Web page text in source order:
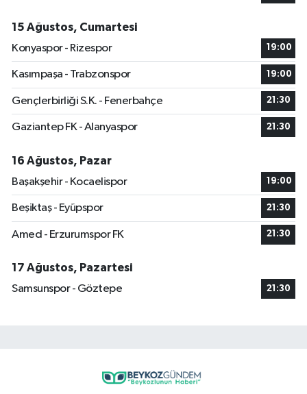
15 Ağustos, Cumartesi
Konyaspor - Rizespor
19:00
Kasımpaşa - Trabzonspor 19:00
Gençlerbirliği S.K. - Fenerbahçe 21:30
Gaziantep FK - Alanyaspor 21:30
16 Ağustos, Pazar
Başakşehir - Kocaelispor
19:00
Beşiktaş - Eyüpspor 21:30
Amed - Erzurumspor FK 21:30
17 Ağustos, Pazartesi
Samsunspor - Göztepe
21:30